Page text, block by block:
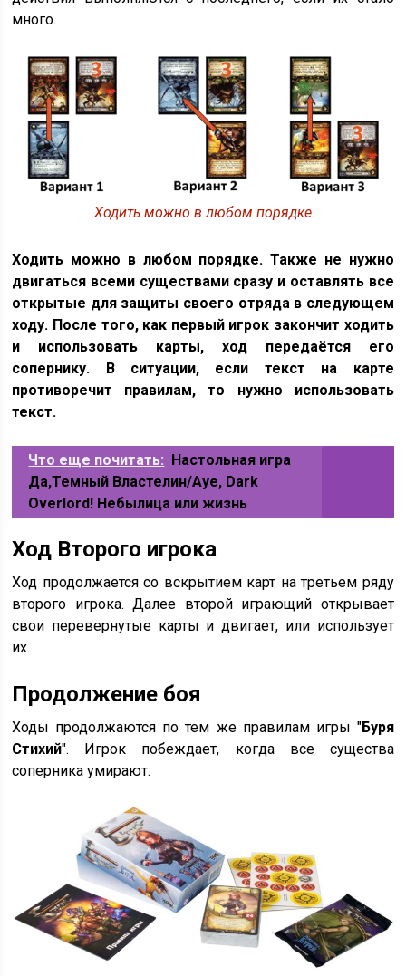
много.
Ходить можно в любом порядке
Ходить можно в любом порядке. Также не нужно
двигаться всеми существами сразу и оставлять все
открытые для защиты своего отряда в следующем
ходу. После того, как первый игрок закончит ходить
и использовать карты, ход передаётся его
сопернику. В ситуации, если текст на карте
противоречит правилам, то нужно использовать
текст.
Что еще почитать: Настольная игра
Да,Темный Властелин/Aye, Dark
Overlord! Небылица или жизнь
Ход Второго игрока
Ход продолжается со вскрытием карт на третьем ряду
второго игрока. Далее второй играющий открывает
свои перевернутые карты и двигает, или использует
их.
Продолжение боя
Ходы продолжаются по тем же правилам игры "Буря
Стихий". Игрок побеждает, когда все существа
соперника умирают.